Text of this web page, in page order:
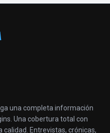
una completa información
Una cobertura total con
Entrevistas, crónicas,